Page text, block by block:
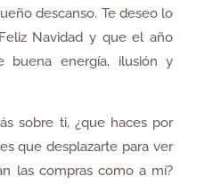
descanso. Te deseo lo
Navidad y que el año
buena energía, ilusión y
sobre ti, ¿que haces por
que desplazarte para ver
las compras como a mí?